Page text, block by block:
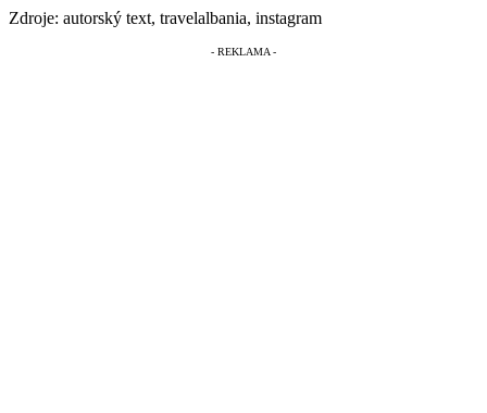
Zdroje: autorský text, travelalbania, instagram